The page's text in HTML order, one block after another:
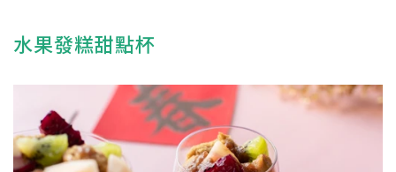
水果發糕甜點杯